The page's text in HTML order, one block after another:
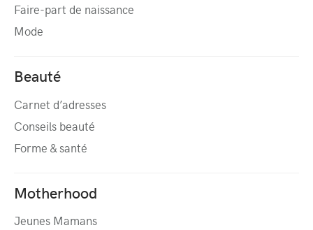
Faire-part de naissance
Mode
Beauté
Carnet d’adresses
Conseils beauté
Forme & santé
Motherhood
Jeunes Mamans